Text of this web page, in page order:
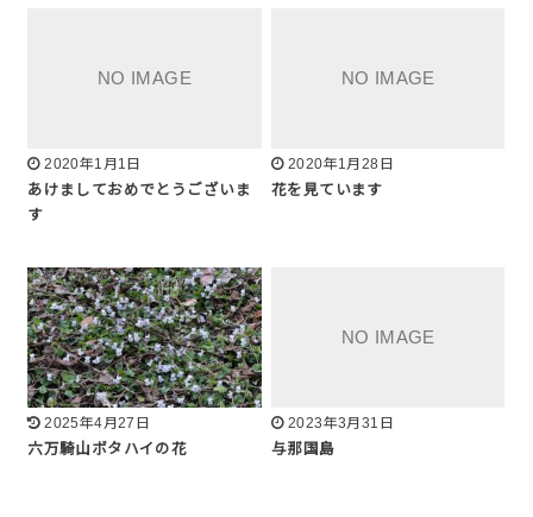
2020年1月1日
あけましておめでとうございま
す
2020年1月28日
花を見ています
2025年4月27日
六万騎山ボタハイの花
2023年3月31日
与那国島